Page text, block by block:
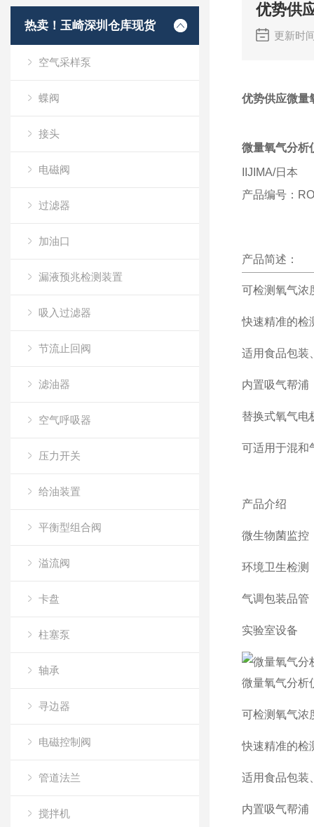
热卖！玉崎深圳仓库现货
空气采样泵
蝶阀
接头
电磁阀
过滤器
加油口
漏液预兆检测装置
吸入过滤器
节流止回阀
滤油器
空气呼吸器
压力开关
给油装置
平衡型组合阀
溢流阀
卡盘
柱塞泵
轴承
寻边器
电磁控制阀
管道法兰
搅拌机
优势供
更新时
优势供应微量
微量氧气分析
IIJIMA/日本
产品编号：
产品简述：
可检测氧气浓
快速精准的检
适用食品包装
内置吸气帮浦
替换式氧气电
可适用于混和
产品介绍
微生物菌监控
环境卫生检测
气调包装品管
实验室设备
微量氧气分析
可检测氧气浓
快速精准的检
适用食品包装
内置吸气帮浦